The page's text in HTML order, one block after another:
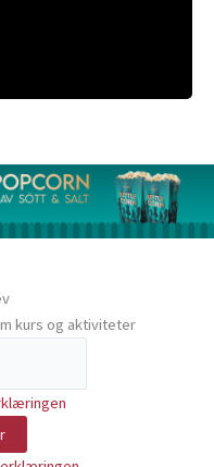
kurs og aktiviteter